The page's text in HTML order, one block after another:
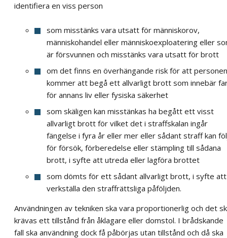
identifiera en viss person
som misstänks vara utsatt för människorov,
människohandel eller människoexploatering eller
är försvunnen och misstänks vara utsatt för brott
om det finns en överhängande risk för att personen
kommer att begå ett allvarligt brott som innebär
för annans liv eller fysiska säkerhet
som skäligen kan misstänkas ha begått ett visst
allvarligt brott för vilket det i straffskalan ingår
fängelse i fyra år eller mer eller sådant straff kan
för försök, förberedelse eller stämpling till sådana
brott, i syfte att utreda eller lagföra brottet
som dömts för ett sådant allvarligt brott, i syfte att
verkställa den straffrättsliga påföljden.
Användningen av tekniken ska vara proportionerlig och det
krävas ett tillstånd från åklagare eller domstol. I brådskande
fall ska användning dock få påbörjas utan tillstånd och då ska